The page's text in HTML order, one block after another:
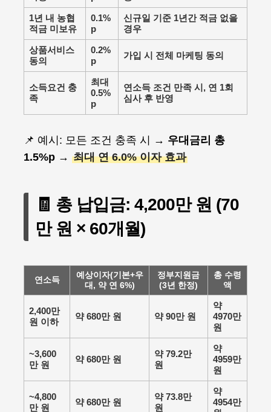
1년 내 농협
적금 미보유
0.1%
p
신규일 기준 1년간 적금 없을
경우
상품서비스
동의
0.2%
p
가입 시 전체 마케팅 동의
소득요건 충
족
최대
0.5%
p
연소득 조건 만족 시, 연 1회
심사 후 반영
📌 예시: 모든 조건 충족 시 → 우대금리 총
1.5%p → 최대 연 6.0% 이자 효과
🧾 총 납입금: 4,200만 원 (70
만 원 × 60개월)
연소득
예상이자(기본+우
대, 약 연 6%)
정부지원금
(3년 한정)
총 수령
액
2,400만
원 이하
약 680만 원 약 90만 원
약
4970만
원
~3,600
만 원
약 680만 원
약 79.2만
원
약
4959만
원
~4,800
만 원
약 680만 원
약 73.8만
원
약
4954만